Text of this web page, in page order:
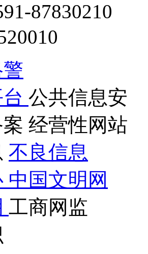
87830210
公共信息安
经营性网站
不良信息
中国文明网
工商网监